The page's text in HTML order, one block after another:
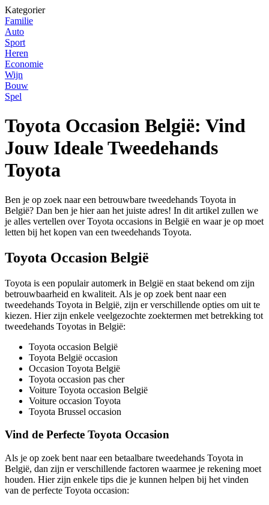
Kategorier
Familie
Auto
Sport
Heren
Economie
Wijn
Bouw
Spel
Toyota Occasion België: Vind
Jouw Ideale Tweedehands
Toyota
Ben je op zoek naar een betrouwbare tweedehands Toyota in
België? Dan ben je hier aan het juiste adres! In dit artikel zullen we
je alles vertellen over Toyota occasions in België en waar je op moet
letten bij het kopen van een tweedehands Toyota.
Toyota Occasion België
Toyota is een populair automerk in België en staat bekend om zijn
betrouwbaarheid en kwaliteit. Als je op zoek bent naar een
tweedehands Toyota in België, zijn er verschillende opties om uit te
kiezen. Hier zijn enkele veelgezochte zoektermen met betrekking tot
tweedehands Toyotas in België:
Toyota occasion België
Toyota België occasion
Occasion Toyota België
Toyota occasion pas cher
Voiture Toyota occasion België
Voiture occasion Toyota
Toyota Brussel occasion
Vind de Perfecte Toyota Occasion
Als je op zoek bent naar een betaalbare tweedehands Toyota in
België, dan zijn er verschillende factoren waarmee je rekening moet
houden. Hier zijn enkele tips die je kunnen helpen bij het vinden
van de perfecte Toyota occasion: